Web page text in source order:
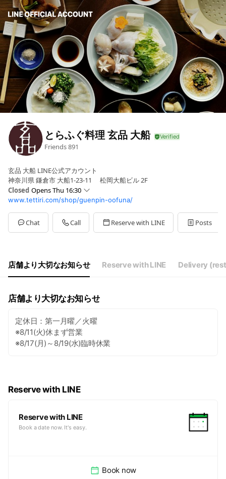
とらふぐ料理 玄品 大船
Friends891
玄品 大船 LINE公式アカウント
神奈川県 鎌倉市 大船1-23-11 松岡大船ビル 2F
Closed Opens Thu 16:30
Sun16:30 - 22:00
Mon16:30 - 22:00
Tue16:30 - 22:00
Wed16:30 - 22:00
Sat16:30 - 22:00
www.tettiri.com/shop/guenpin-oofuna/
Chat Call Reserve with LINE Posts
店舗より大切なお知らせ Reserve with LINE Delivery
店舗より大切なお知らせ
定休日：第一月曜／火曜
※8/11(火)休まず営業
※8/17(月)～8/19(水)臨時休業
Reserve with LINE
Reserve with LINE
Book a date now. It's easy.
Book now